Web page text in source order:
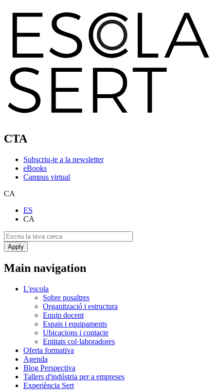
CTA
Subscriu-te a la newsletter
eBooks
Campus virtual
CA
ES
CA
Main navigation
L'escola
Sobre nosaltres
Organització i estructura
Equip docent
Espais i equipaments
Ubicacions i contacte
Entitats col·laboradores
Oferta formativa
Agenda
Blog Perspectiva
Tallers d'indústria per a empreses
Experiència Sert